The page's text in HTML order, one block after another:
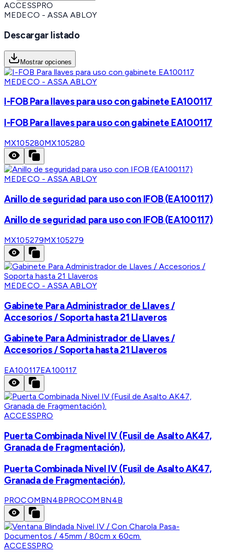
ACCESSPRO
MEDECO - ASSA ABLOY
Descargar listado
Mostrar opciones
MEDECO - ASSA ABLOY
I-FOB Para llaves para uso con gabinete EA100117
I-FOB Para llaves para uso con gabinete EA100117
MX105280MX105280
MEDECO - ASSA ABLOY
Anillo de seguridad para uso con IFOB (EA100117)
Anillo de seguridad para uso con IFOB (EA100117)
MX105279MX105279
MEDECO - ASSA ABLOY
Gabinete Para Administrador de Llaves /
Accesorios / Soporta hasta 21 Llaveros
Gabinete Para Administrador de Llaves /
Accesorios / Soporta hasta 21 Llaveros
EA100117EA100117
ACCESSPRO
Puerta Combinada Nivel IV (Fusil de Asalto AK47,
Granada de Fragmentación).
Puerta Combinada Nivel IV (Fusil de Asalto AK47,
Granada de Fragmentación).
PROCOMBN4BPROCOMBN4B
ACCESSPRO